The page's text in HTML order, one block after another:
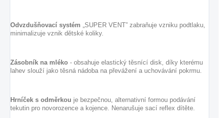
Odvzdušňovací systém „SUPER VENT” zabraňuje vzniku podtlaku,
minimalizuje vznik dětské koliky.
Zásobník na mléko - obsahuje elastický těsnící disk, díky kterému
lahev slouží jako těsná nádoba na převážení a uchovávání pokrmu.
Hrníček s odměrkou je bezpečnou, alternativní formou podávání
tekutin pro novorozence a kojence. Nenarušuje sací reflex dítěte.